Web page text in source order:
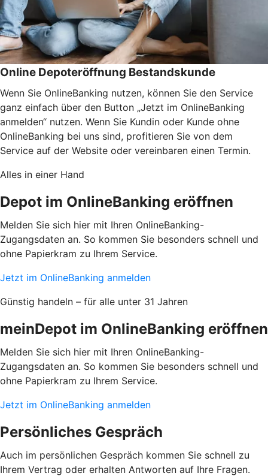
Online Depoteröffnung Bestandskunde
Wenn Sie OnlineBanking nutzen, können Sie den Service
ganz einfach über den Button „Jetzt im OnlineBanking
anmelden“ nutzen. Wenn Sie Kundin oder Kunde ohne
OnlineBanking bei uns sind, profitieren Sie von dem
Service auf der Website oder vereinbaren einen Termin.
Alles in einer Hand
Depot im OnlineBanking eröffnen
Melden Sie sich hier mit Ihren OnlineBanking-
Zugangsdaten an. So kommen Sie besonders schnell und
ohne Papierkram zu Ihrem Service.
Jetzt im OnlineBanking anmelden
Günstig handeln – für alle unter 31 Jahren
meinDepot im OnlineBanking eröffnen
Melden Sie sich hier mit Ihren OnlineBanking-
Zugangsdaten an. So kommen Sie besonders schnell und
ohne Papierkram zu Ihrem Service.
Jetzt im OnlineBanking anmelden
Persönliches Gespräch
Auch im persönlichen Gespräch kommen Sie schnell zu
Ihrem Vertrag oder erhalten Antworten auf Ihre Fragen.